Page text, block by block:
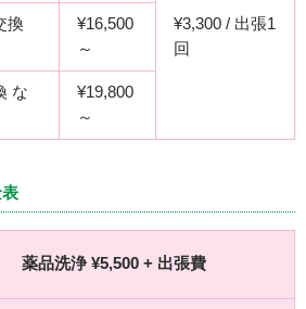
¥3,300 / 出張1
回
換
¥16,500
～
な
¥19,800
～
薬品洗浄 ¥5,500 + 出張費